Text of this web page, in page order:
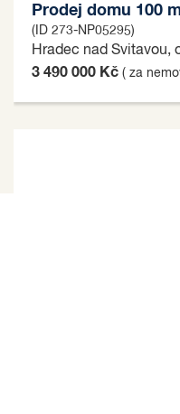
Prodej domu 100
(ID 273-NP05295)
Hradec nad Svitavou,
3 490 000 Kč ( za